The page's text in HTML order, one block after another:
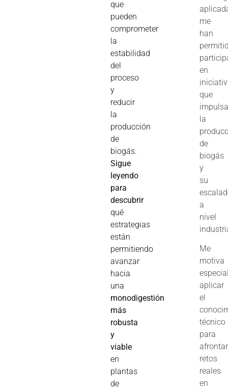
que
pueden
comprometer
la
estabilidad
del
proceso
y
reducir
la
producción
de
biogás.
Sigue
leyendo
para
descubrir
qué
estrategias
están
permitiendo
avanzar
hacia
una
monodigestión
más
robusta
y
viable
en
plantas
de
me
han
en
que
la
de
biogás
y
su
a
nivel
Me
motiva
aplicar
el
técnico
para
afrontar
retos
reales
en